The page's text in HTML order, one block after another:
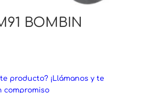
BOMBIN
producto? ¡Llámanos y te
compromiso